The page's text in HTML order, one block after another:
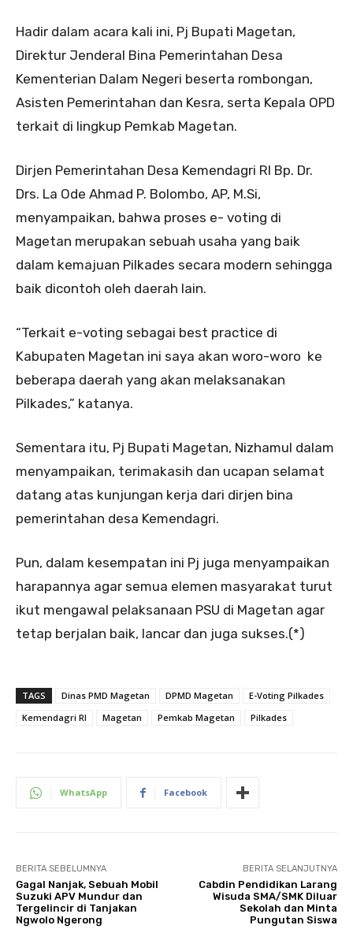
Hadir dalam acara kali ini, Pj Bupati Magetan,
Direktur Jenderal Bina Pemerintahan Desa
Kementerian Dalam Negeri beserta rombongan,
Asisten Pemerintahan dan Kesra, serta Kepala OPD
terkait di lingkup Pemkab Magetan.
Dirjen Pemerintahan Desa Kemendagri RI Bp. Dr.
Drs. La Ode Ahmad P. Bolombo, AP, M.Si,
menyampaikan, bahwa proses e- voting di
Magetan merupakan sebuah usaha yang baik
dalam kemajuan Pilkades secara modern sehingga
baik dicontoh oleh daerah lain.
“Terkait e-voting sebagai best practice di
Kabupaten Magetan ini saya akan woro-woro ke
beberapa daerah yang akan melaksanakan
Pilkades,” katanya.
Sementara itu, Pj Bupati Magetan, Nizhamul dalam
menyampaikan, terimakasih dan ucapan selamat
datang atas kunjungan kerja dari dirjen bina
pemerintahan desa Kemendagri.
Pun, dalam kesempatan ini Pj juga menyampaikan
harapannya agar semua elemen masyarakat turut
ikut mengawal pelaksanaan PSU di Magetan agar
tetap berjalan baik, lancar dan juga sukses.(*)
TAGS Dinas PMD Magetan DPMD Magetan
E-Voting Pilkades
Kemendagri RI
Magetan Pemkab Magetan Pilkades
WhatsApp Facebook
BERITA SEBELUMNYA
Gagal Nanjak, Sebuah Mobil
Suzuki APV Mundur dan
Tergelincir di Tanjakan
Ngwolo Ngerong
BERITA SELANJUTNYA
Cabdin Pendidikan Larang
Wisuda SMA/SMK Diluar
Sekolah dan Minta
Pungutan Siswa